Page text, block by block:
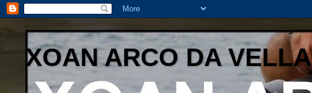
XOAN ARCO DA VELLA